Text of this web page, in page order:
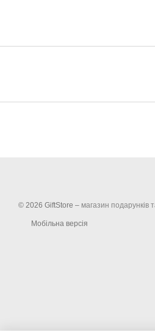
© 2026 GiftStore – магазин подарунків
Мобільна версія